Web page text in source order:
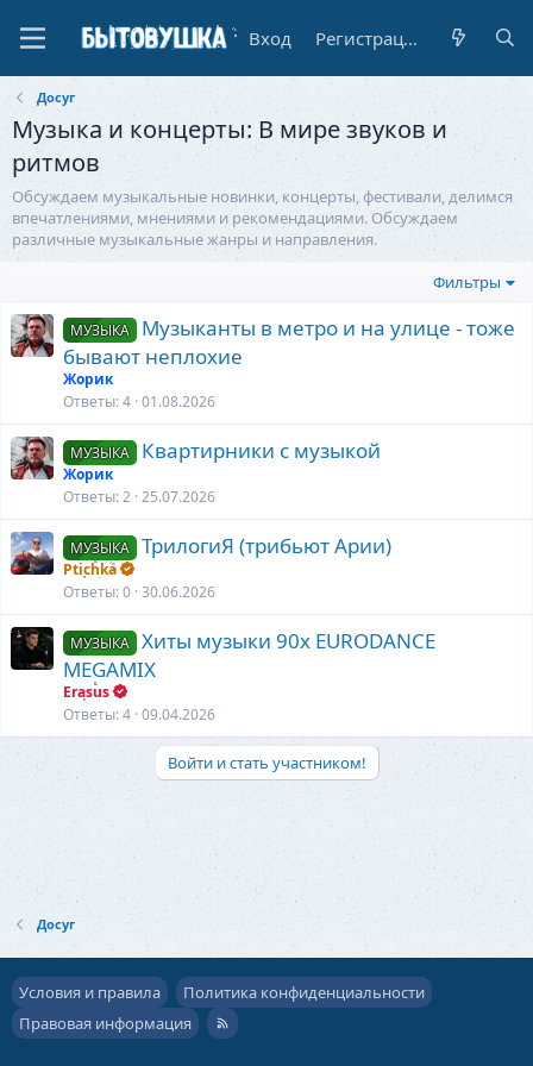
Вход Регистрация
Досуг
Музыка и концерты: В мире звуков и
ритмов
Обсуждаем музыкальные новинки, концерты, фестивали, делимся
впечатлениями, мнениями и рекомендациями. Обсуждаем
различные музыкальные жанры и направления.
Фильтры
МУЗЫКА
Музыканты в метро и на улице - тоже
бывают неплохие
Жорик
Ответы 4 01.08.2026
МУЗЫКА Квартирники с музыкой
Жорик
Ответы 2 25.07.2026
МУЗЫКА ТрилогиЯ (трибьют Арии)
Ptichka
Ответы 0 30.06.2026
МУЗЫКА
Хиты музыки 90х EURODANCE
MEGAMIX
Erasus
Ответы 4 09.04.2026
Войти и стать участником!
Досуг
Условия и правила
Политика конфиденциальности
Правовая информация
R
S